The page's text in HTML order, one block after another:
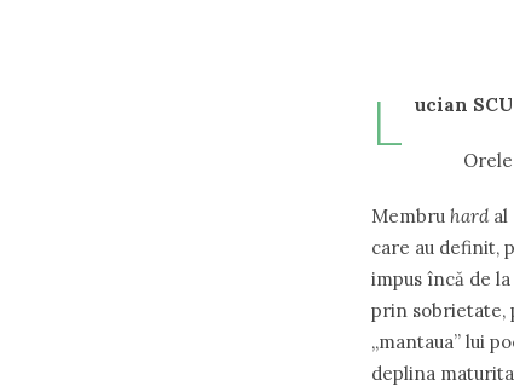
L ucian
Orele
Membru hard al
care au definit,
impus încă de
prin sobrietate,
„mantaua” lui
deplina